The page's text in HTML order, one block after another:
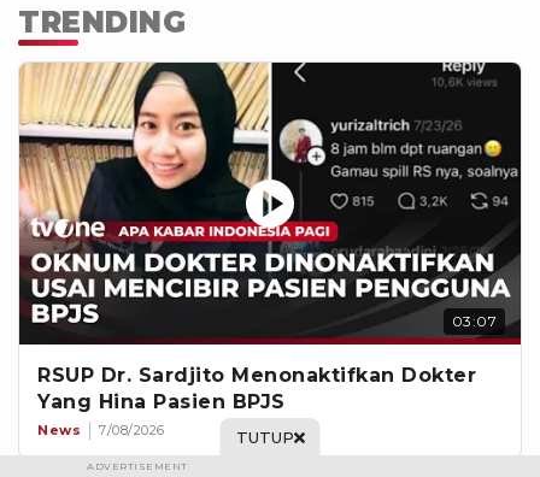
TRENDING
03:07
RSUP Dr. Sardjito Menonaktifkan Dokter
Yang Hina Pasien BPJS
News 7/08/2026 TUTUP
ADVERTISEMENT